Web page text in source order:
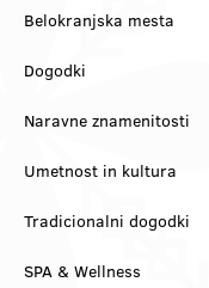
Belokranjska mesta
Dogodki
Naravne znamenitosti
Umetnost in kultura
Tradicionalni dogodki
SPA & Wellness